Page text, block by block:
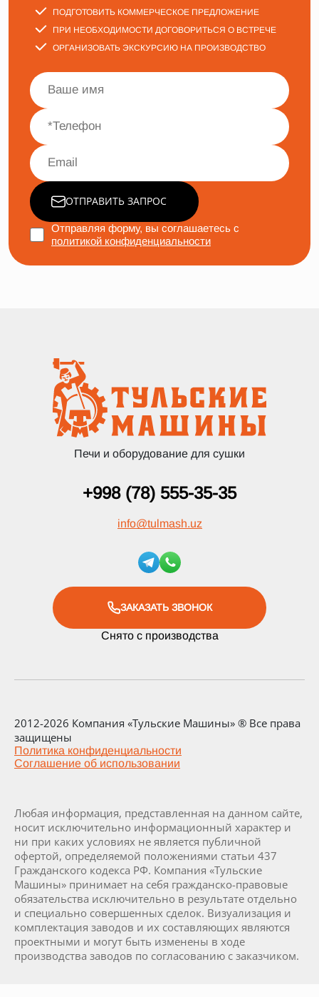
ПОДГОТОВИТЬ КОММЕРЧЕСКОЕ ПРЕДЛОЖЕНИЕ
ПРИ НЕОБХОДИМОСТИ ДОГОВОРИТЬСЯ О ВСТРЕЧЕ
ОРГАНИЗОВАТЬ ЭКСКУРСИЮ НА ПРОИЗВОДСТВО
ОТПРАВИТЬ ЗАПРОС
Отправляя форму, вы соглашаетесь с
политикой конфиденциальности
Печи и оборудование для сушки
+998 (78) 555-35-35
info@tulmash.uz
ЗАКАЗАТЬ ЗВОНОК
Снято с производства
2012-2026 Компания «Тульские Машины» ® Все права
защищены
Политика конфиденциальности
Соглашение об использовании
Любая информация, представленная на данном сайте,
носит исключительно информационный характер и
ни при каких условиях не является публичной
офертой, определяемой положениями статьи 437
Гражданского кодекса РФ. Компания «Тульские
Машины» принимает на себя гражданско-правовые
обязательства исключительно в результате отдельно
и специально совершенных сделок. Визуализация и
комплектация заводов и их составляющих являются
проектными и могут быть изменены в ходе
производства заводов по согласованию с заказчиком.